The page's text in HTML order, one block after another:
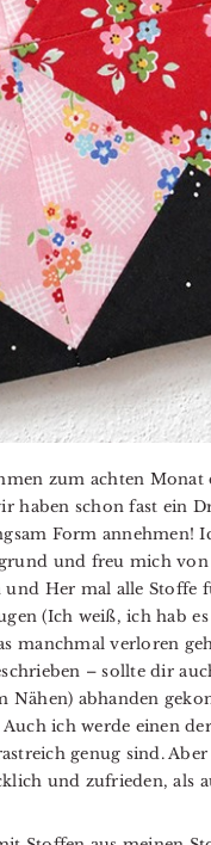
zum achten Monat
haben schon fast ein
Form
und freu mich
Her mal alle Stoffe
(Ich weiß, ich hab
manchmal verloren
– sollte dir
Nähen) abhanden
ich werde einen
genug sind.
und zufrieden, als